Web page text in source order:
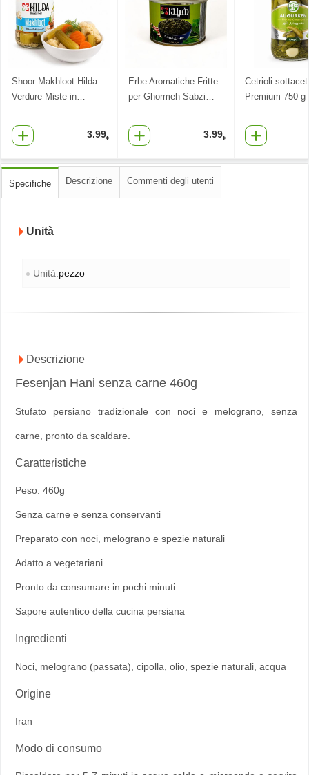
Shoor Makhloot Hilda
Verdure Miste in…
3.99€
Erbe Aromatiche Fritte
per Ghormeh Sabzi…
3.99€
Cetrioli
Premium 750 g
Specifiche Descrizione Commenti degli utenti
Unità
Unità:pezzo
Descrizione
Fesenjan Hani senza carne 460g
Stufato persiano tradizionale con noci e melograno, senza
carne, pronto da scaldare.
Caratteristiche
Peso: 460g
Senza carne e senza conservanti
Preparato con noci, melograno e spezie naturali
Adatto a vegetariani
Pronto da consumare in pochi minuti
Sapore autentico della cucina persiana
Ingredienti
Noci, melograno (passata), cipolla, olio, spezie naturali, acqua
Origine
Iran
Modo di consumo